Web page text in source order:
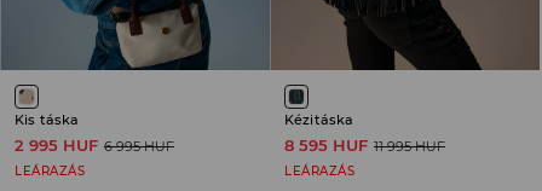
Kis táska
2 995 HUF 6 995 HUF
LEÁRAZÁS
Kézitáska
8 595 HUF 11 995 HUF
LEÁRAZÁS